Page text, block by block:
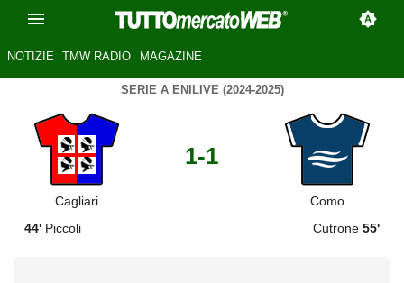
NOTIZIE TMW RADIO MAGAZINE
SERIE A ENILIVE (2024-2025)
Cagliari
1-1
Como
44' Piccoli Cutrone 55'